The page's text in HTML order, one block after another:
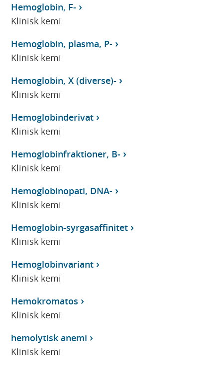
Hemoglobin, F-
Klinisk kemi
Hemoglobin, plasma, P-
Klinisk kemi
Hemoglobin, X (diverse)-
Klinisk kemi
Hemoglobinderivat
Klinisk kemi
Hemoglobinfraktioner, B-
Klinisk kemi
Hemoglobinopati, DNA-
Klinisk kemi
Hemoglobin-syrgasaffinitet
Klinisk kemi
Hemoglobinvariant
Klinisk kemi
Hemokromatos
Klinisk kemi
hemolytisk anemi
Klinisk kemi